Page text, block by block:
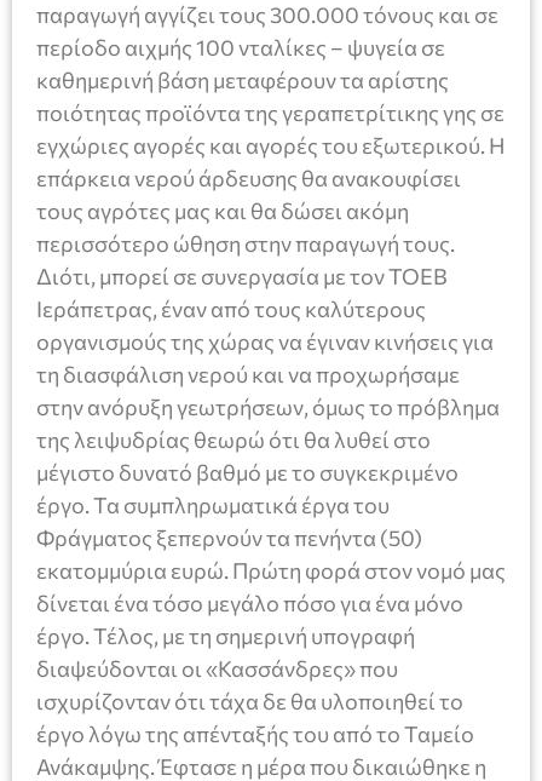
παραγωγή αγγίζει τους 300.000 τόνους και σε
περίοδο αιχμής 100 νταλίκες – ψυγεία σε
καθημερινή βάση μεταφέρουν τα αρίστης
ποιότητας προϊόντα της γεραπετρίτικης γης σε
εγχώριες αγορές και αγορές του εξωτερικού. Η
επάρκεια νερού άρδευσης θα ανακουφίσει
τους αγρότες μας και θα δώσει ακόμη
περισσότερο ώθηση στην παραγωγή τους.
Διότι, μπορεί σε συνεργασία με τον ΤΟΕΒ
Ιεράπετρας, έναν από τους καλύτερους
οργανισμούς της χώρας να έγιναν κινήσεις για
τη διασφάλιση νερού και να προχωρήσαμε
στην ανόρυξη γεωτρήσεων, όμως το πρόβλημα
της λειψυδρίας θεωρώ ότι θα λυθεί στο
μέγιστο δυνατό βαθμό με το συγκεκριμένο
έργο. Τα συμπληρωματικά έργα του
Φράγματος ξεπερνούν τα πενήντα (50)
εκατομμύρια ευρώ. Πρώτη φορά στον νομό μας
δίνεται ένα τόσο μεγάλο πόσο για ένα μόνο
έργο. Τέλος, με τη σημερινή υπογραφή
διαψεύδονται οι «Κασσάνδρες» που
ισχυρίζονταν ότι τάχα δε θα υλοποιηθεί το
έργο λόγω της απένταξής του από το Ταμείο
Ανάκαμψης. Έφτασε η μέρα που δικαιώθηκε η